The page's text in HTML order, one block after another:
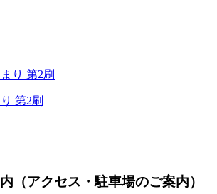
第2刷
（アクセス・駐車場のご案内）